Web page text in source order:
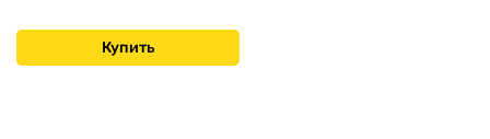
Купить